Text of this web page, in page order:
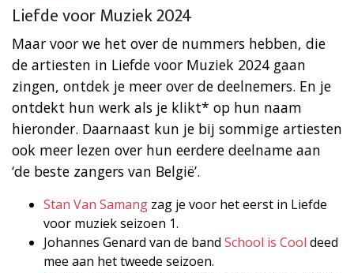
Liefde voor Muziek 2024
Maar voor we het over de nummers hebben, die
de artiesten in Liefde voor Muziek 2024 gaan
zingen, ontdek je meer over de deelnemers. En je
ontdekt hun werk als je klikt* op hun naam
hieronder. Daarnaast kun je bij sommige artiesten
ook meer lezen over hun eerdere deelname aan
‘de beste zangers van België’.
Stan Van Samang zag je voor het eerst in Liefde
voor muziek seizoen 1.
Johannes Genard van de band School is Cool deed
mee aan het tweede seizoen.